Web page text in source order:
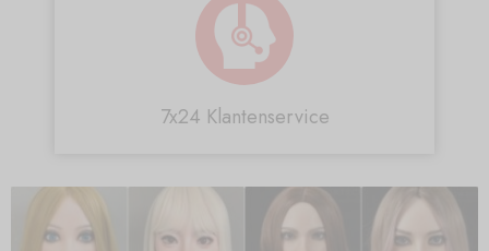
7x24 Klantenservice